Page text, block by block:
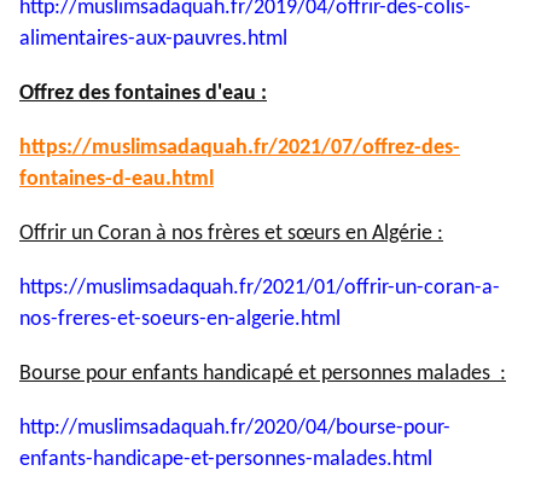
http://muslimsadaquah.fr/2019/04/offrir-des-colis-
alimentaires-aux-pauvres.html
Offrez des fontaines d'eau :
https://muslimsadaquah.fr/2021/07/offrez-des-
fontaines-d-eau.html
Offrir un Coran à nos frères et sœurs en Algérie :
https://muslimsadaquah.fr/2021/01/offrir-un-coran-a-
nos-freres-et-soeurs-en-algerie.html
Bourse pour enfants handicapé et personnes malades :
http://muslimsadaquah.fr/2020/04/bourse-pour-
enfants-handicape-et-personnes-malades.html